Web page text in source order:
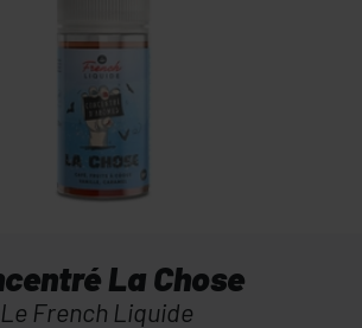
La Chose
Le French Liquide